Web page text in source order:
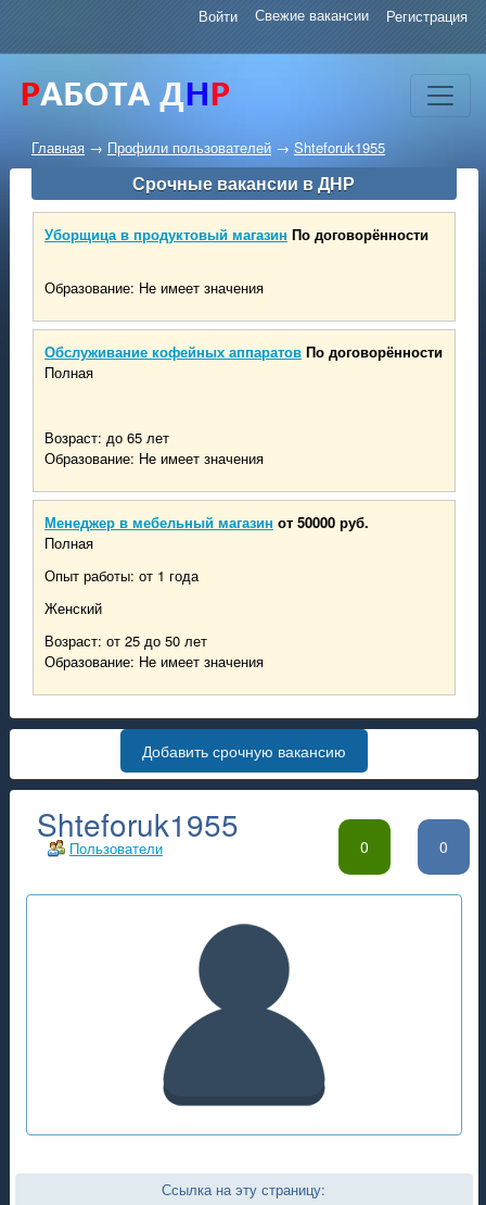
Войти Свежие вакансии Регистрация
Главная → Профили пользователей→ Shteforuk1955
Срочные вакансии в ДНР
Уборщица в продуктовый магазин По договорённости
Образование: Не имеет значения
Обслуживание кофейных аппаратов По договорённости
Полная
Возраст: до 65 лет
Образование: Не имеет значения
Менеджер в мебельный магазин от 50000 руб.
Полная
Опыт работы: от 1 года
Женский
Возраст: от 25 до 50 лет
Образование: Не имеет значения
Добавить срочную вакансию
0 0
Пользователи
Shteforuk1955
Ссылка на эту страницу: